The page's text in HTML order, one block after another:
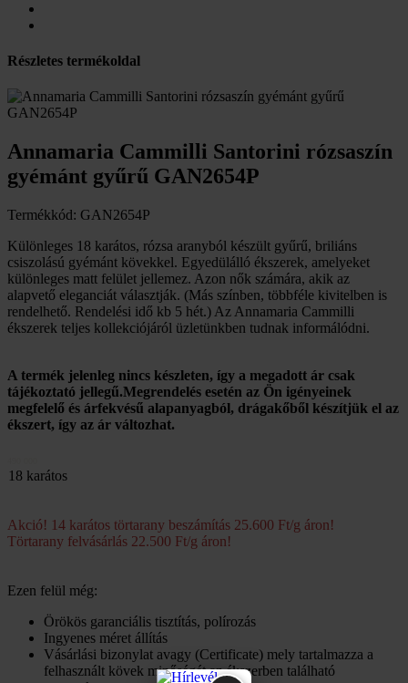
Részletes termékoldal
Annamaria Cammilli Santorini rózsaszín
gyémánt gyűrű GAN2654P
Termékkód: GAN2654P
Különleges 18 karátos, rózsa aranyból készült gyűrű, briliáns
csiszolású gyémánt kövekkel. Egyedülálló ékszerek, amelyeket
különleges matt felület jellemez. Azon nők számára, akik az
alapvető eleganciát választják. (Más színben, többféle kivitelben is
rendelhető. Rendelési idő kb 5 hét.) Az Annamaria Cammilli
ékszerek teljes kollekciójáról üzletünkben tudnak informálódni.
A termék jelenleg nincs készleten, így a megadott ár csak
tájékoztató jellegű.Megrendelés esetén az Ön igényeinek
megfelelő és árfekvésű alapanyagból, drágakőből készítjük el az
ékszert, így az ár változhat.
18 karátos
Akció! 14 karátos törtarany beszámítás 25.600 Ft/g áron!
Törtarany felvásárlás 22.500 Ft/g áron!
Ezen felül még:
Örökös garanciális tisztítás, polírozás
Ingyenes méret állítás
Vásárlási bizonylat avagy (Certificate) mely tartalmazza a
felhasznált kövek minőségét az ékszerben található